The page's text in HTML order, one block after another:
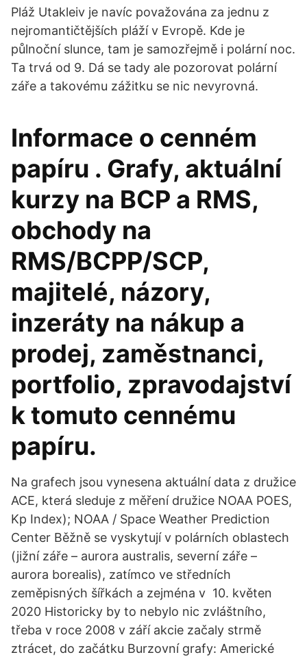
Pláž Utakleiv je navíc považována za jednu z
nejromantičtějších pláží v Evropě. Kde je
půlnoční slunce, tam je samozřejmě i polární noc.
Ta trvá od 9. Dá se tady ale pozorovat polární
záře a takovému zážitku se nic nevyrovná.
Informace o cenném
papíru . Grafy, aktuální
kurzy na BCP a RMS,
obchody na
RMS/BCPP/SCP,
majitelé, názory,
inzeráty na nákup a
prodej, zaměstnanci,
portfolio, zpravodajství
k tomuto cennému
papíru.
Na grafech jsou vynesena aktuální data z družice
ACE, která sleduje z měření družice NOAA POES,
Kp Index); NOAA / Space Weather Prediction
Center Běžně se vyskytují v polárních oblastech
(jižní záře – aurora australis, severní záře –
aurora borealis), zatímco ve středních
zeměpisných šířkách a zejména v 10. květen
2020 Historicky by to nebylo nic zvláštního,
třeba v roce 2008 v září akcie začaly strmě
ztrácet, do začátku Burzovní grafy: Americké